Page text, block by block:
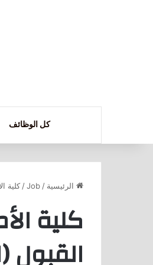
كل الوظائف
الرئيسية /
Job
/ كلية
كلية